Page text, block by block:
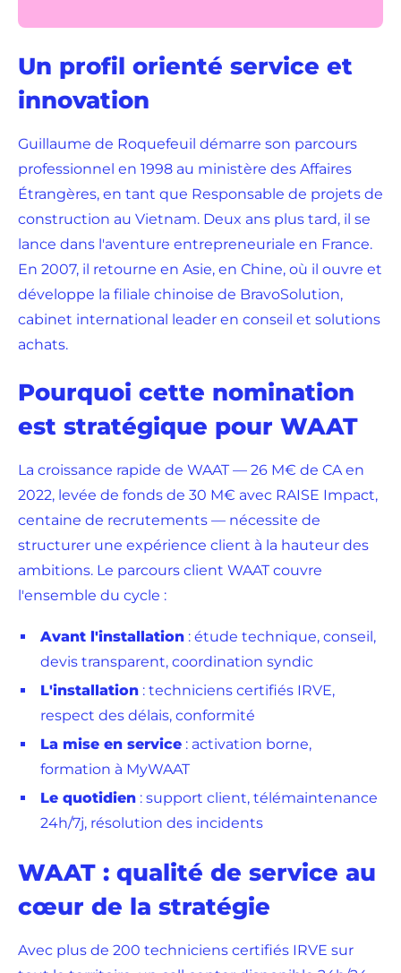
Un profil orienté service et
innovation
Guillaume de Roquefeuil démarre son parcours
professionnel en 1998 au ministère des Affaires
Étrangères, en tant que Responsable de projets de
construction au Vietnam. Deux ans plus tard, il se
lance dans l'aventure entrepreneuriale en France.
En 2007, il retourne en Asie, en Chine, où il ouvre et
développe la filiale chinoise de BravoSolution,
cabinet international leader en conseil et solutions
achats.
Pourquoi cette nomination
est stratégique pour WAAT
La croissance rapide de WAAT — 26 M€ de CA en
2022, levée de fonds de 30 M€ avec RAISE Impact,
centaine de recrutements — nécessite de
structurer une expérience client à la hauteur des
ambitions. Le parcours client WAAT couvre
l'ensemble du cycle :
Avant l'installation : étude technique, conseil,
devis transparent, coordination syndic
L'installation : techniciens certifiés IRVE,
respect des délais, conformité
La mise en service : activation borne,
formation à MyWAAT
Le quotidien : support client, télémaintenance
24h/7j, résolution des incidents
WAAT : qualité de service au
cœur de la stratégie
Avec plus de 200 techniciens certifiés IRVE sur